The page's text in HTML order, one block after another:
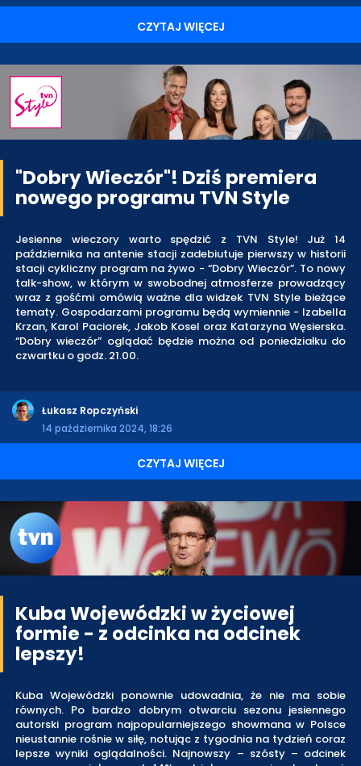
CZYTAJ WIĘCEJ
"Dobry Wieczór"! Dziś premiera
nowego programu TVN Style
Jesienne wieczory warto spędzić z TVN Style! Już 14
października na antenie stacji zadebiutuje pierwszy w historii
stacji cykliczny program na żywo - “Dobry Wieczór”. To nowy
talk-show, w którym w swobodnej atmosferze prowadzący
wraz z gośćmi omówią ważne dla widzek TVN Style bieżące
tematy. Gospodarzami programu będą wymiennie - Izabella
Krzan, Karol Paciorek, Jakob Kosel oraz Katarzyna Węsierska.
“Dobry wieczór” oglądać będzie można od poniedziałku do
czwartku o godz. 21.00.
Łukasz Ropczyński
14 października 2024, 18:26
CZYTAJ WIĘCEJ
Kuba Wojewódzki w życiowej
formie - z odcinka na odcinek
lepszy!
Kuba Wojewódzki ponownie udowadnia, że nie ma sobie
równych. Po bardzo dobrym otwarciu sezonu jesiennego
autorski program najpopularniejszego showmana w Polsce
nieustannie rośnie w siłę, notując z tygodnia na tydzień coraz
lepsze wyniki oglądalności. Najnowszy – szósty – odcinek